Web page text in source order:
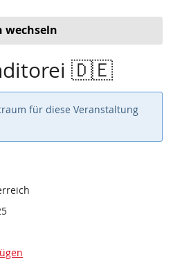
wechseln
🇩🇪
für diese Veranstaltung